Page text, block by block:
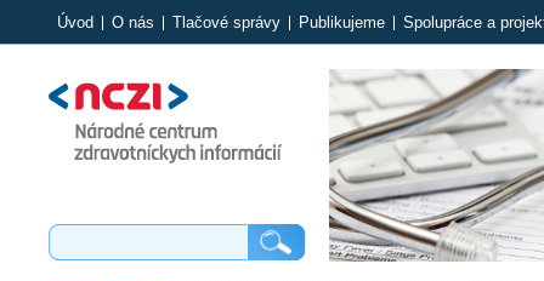
Úvod O nás Tlačové správy Publikujeme Spolupráce a